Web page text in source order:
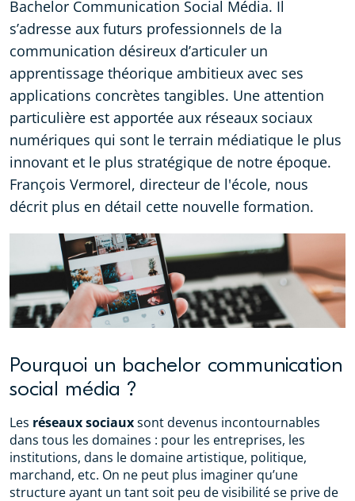
Bachelor Communication Social Média. Il
s’adresse aux futurs professionnels de la
communication désireux d’articuler un
apprentissage théorique ambitieux avec ses
applications concrètes tangibles. Une attention
particulière est apportée aux réseaux sociaux
numériques qui sont le terrain médiatique le plus
innovant et le plus stratégique de notre époque.
François Vermorel, directeur de l'école, nous
décrit plus en détail cette nouvelle formation.
Pourquoi un bachelor communication
social média ?
Les réseaux sociauxsont devenus incontournables
dans tous les domaines : pour les entreprises, les
institutions, dans le domaine artistique, politique,
marchand, etc. On ne peut plus imaginer qu’une
structure ayant un tant soit peu de visibilité se prive de